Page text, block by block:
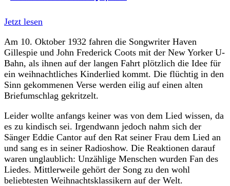
Jetzt lesen
Am 10. Oktober 1932 fahren die Songwriter Haven
Gillespie und John Frederick Coots mit der New Yorker U-
Bahn, als ihnen auf der langen Fahrt plötzlich die Idee für
ein weihnachtliches Kinderlied kommt. Die flüchtig in den
Sinn gekommenen Verse werden eilig auf einen alten
Briefumschlag gekritzelt.
Leider wollte anfangs keiner was von dem Lied wissen, da
es zu kindisch sei. Irgendwann jedoch nahm sich der
Sänger Eddie Cantor auf den Rat seiner Frau dem Lied an
und sang es in seiner Radioshow. Die Reaktionen darauf
waren unglaublich: Unzählige Menschen wurden Fan des
Liedes. Mittlerweile gehört der Song zu den wohl
beliebtesten Weihnachtsklassikern auf der Welt.